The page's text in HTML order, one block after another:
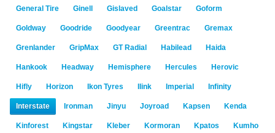
General Tire Ginell Gislaved Goalstar Goform
Goldway Goodride Goodyear Greentrac Gremax
Grenlander GripMax GT Radial Habilead Haida
Hankook Headway Hemisphere Hercules Herovic
Hifly Horizon Ikon Tyres Ilink Imperial Infinity
Interstate Ironman Jinyu Joyroad Kapsen Kenda
Kinforest Kingstar Kleber Kormoran Kpatos Kumho